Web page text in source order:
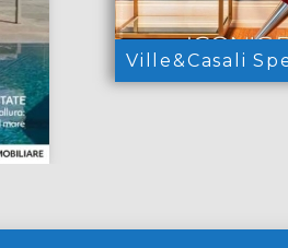
Ville&Casali